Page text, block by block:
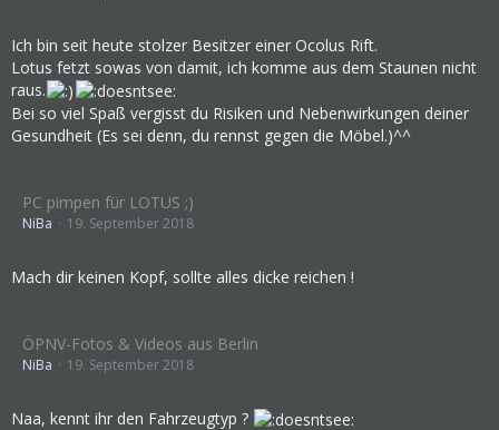
Ich bin seit heute stolzer Besitzer einer Ocolus Rift.
Lotus fetzt sowas von damit, ich komme aus dem Staunen nicht
raus.
Bei so viel Spaß vergisst du Risiken und Nebenwirkungen deiner
Gesundheit (Es sei denn, du rennst gegen die Möbel.)^^
PC pimpen für LOTUS ;)
NiBa 19. September 2018
Mach dir keinen Kopf, sollte alles dicke reichen !
ÖPNV-Fotos & Videos aus Berlin
NiBa 19. September 2018
Naa, kennt ihr den Fahrzeugtyp ?